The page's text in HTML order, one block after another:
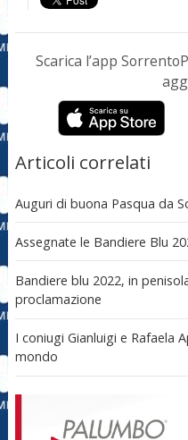
Scarica l’app
Articoli correlati
Auguri di buona Pasqua da
Assegnate le Bandiere Blu
Bandiere blu 2022, in
proclamazione
I coniugi Gianluigi e Rafaela
mondo